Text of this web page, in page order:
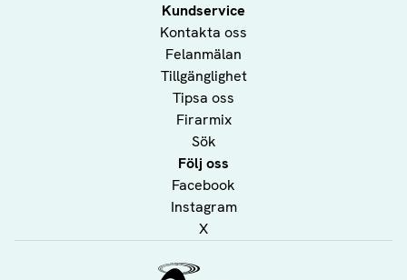
Kundservice
Kontakta oss
Felanmälan
Tillgänglighet
Tipsa oss
Firarmix
Sök
Följ oss
Facebook
Instagram
X